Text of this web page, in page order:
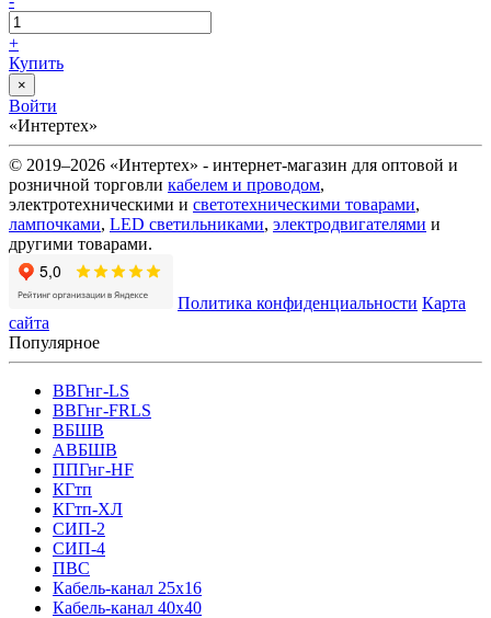
+
Купить
×
Войти
«Интертех»
© 2019–2026 «Интертех» - интернет-магазин для оптовой и
розничной торговли кабелем и проводом,
электротехническими и светотехническими товарами,
лампочками, LED светильниками, электродвигателями и
другими товарами.
Политика конфиденциальности Карта
сайта
Популярное
ВВГнг-LS
ВВГнг-FRLS
ВБШВ
АВБШВ
ППГнг-HF
КГтп
КГтп-ХЛ
СИП-2
СИП-4
ПВС
Кабель-канал 25х16
Кабель-канал 40х40